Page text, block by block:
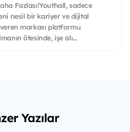
Fazlası!Youthall, sadece
nesil bir kariyer ve dijital
markası platformu
ötesinde, işe alı...
Yazılar